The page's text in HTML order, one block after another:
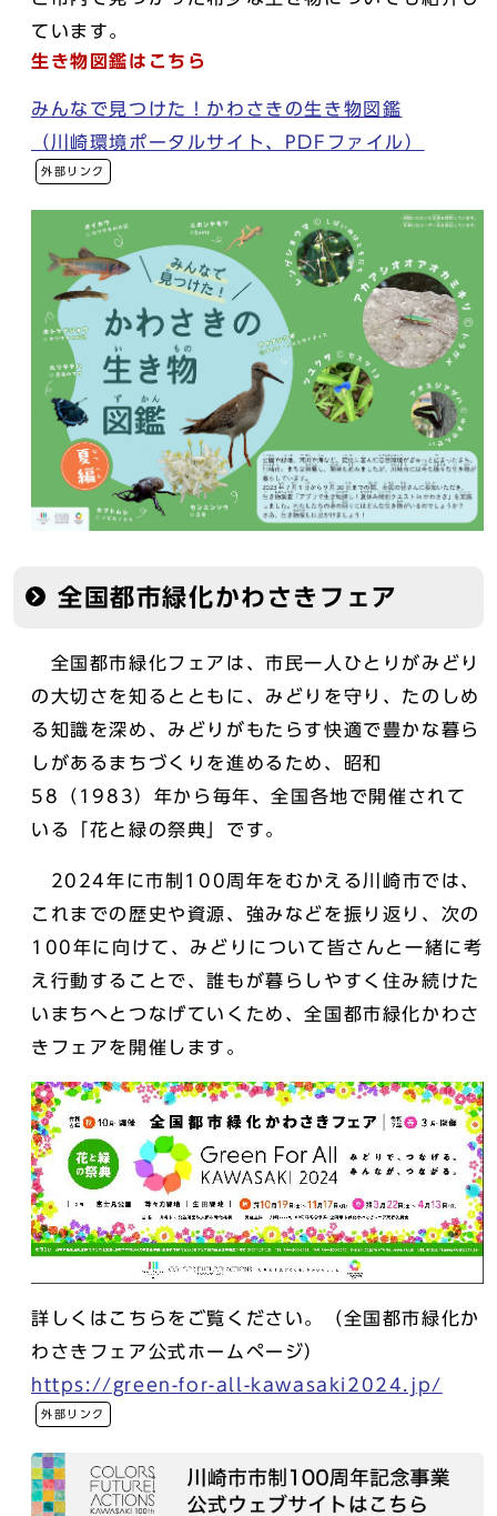
ています。
生き物図鑑はこちら
みんなで見つけた！かわさきの生き物図鑑
（川崎環境ポータルサイト、PDFファイル）
外部リンク
全国都市緑化かわさきフェア
全国都市緑化フェアは、市民一人ひとりがみどり
の大切さを知るとともに、みどりを守り、たのしめ
る知識を深め、みどりがもたらす快適で豊かな暮ら
しがあるまちづくりを進めるため、昭和
58（1983）年から毎年、全国各地で開催されて
いる「花と緑の祭典」です。
2024年に市制100周年をむかえる川崎市では、
これまでの歴史や資源、強みなどを振り返り、次の
100年に向けて、みどりについて皆さんと一緒に考
え行動することで、誰もが暮らしやすく住み続けた
いまちへとつなげていくため、全国都市緑化かわさ
きフェアを開催します。
詳しくはこちらをご覧ください。（全国都市緑化か
わさきフェア公式ホームページ）
https://green-for-all-kawasaki2024.jp/
外部リンク